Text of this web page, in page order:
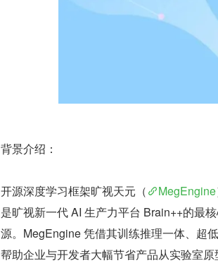
背景介绍：
开源深度学习框架旷视天元（ MegEngine
是旷视新一代 AI 生产力平台 Brain++的最
源。MegEngine 凭借其训练推理一体、超
帮助企业与开发者大幅节省产品从实验室